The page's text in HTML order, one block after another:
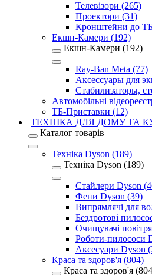
Телевізори (265)
Проектори (31)
Кронштейни до
Екшн-Камери (192)
Екшн-Камери (192)
Ray-Ban Meta (77)
Аксессуары для
Стабилизаторы,
Автомобільні
ТБ-Приставки (12)
ТЕХНІКА ДЛЯ ДОМУ ТА
Каталог товарів
Техніка Dyson (189)
Техніка Dyson (189)
Стайлери Dyson
Фени Dyson (39)
Випрямлячі для
Бездротові
Очищувачі
Роботи-пилососи
Аксесуари Dyson
Краса та здоров'я (804)
Краса та здоров'я